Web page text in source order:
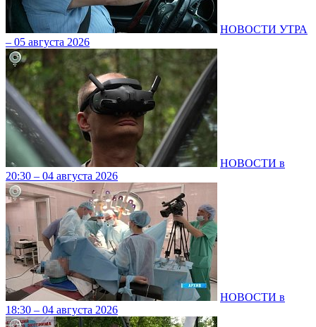
НОВОСТИ УТРА
– 05 августа 2026
НОВОСТИ в
20:30 – 04 августа 2026
НОВОСТИ в
18:30 – 04 августа 2026